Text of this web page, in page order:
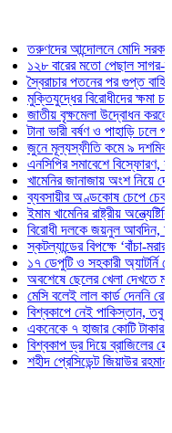
তরুণদের আন্দোলনে মোদি সরকার দুর্বল
১২৮ বারের মতো পেছাল সাগর-রুনি
স্বৈরাচার পতনের পর গুপ্ত বাহিনীর
মুক্তিযুদ্ধের বিরোধীদের ক্ষমা চাইতে
জাতীয় বৃক্ষমেলা উদ্বোধন করলেন
টানা ভারী বর্ষণ ও পাহাড়ি ঢলে পানিবন্দি
জুনে মূল্যস্ফীতি কমে ৯ দশমিক ১৬
এনসিপির সমাবেশে বিস্ফোরণ,
খামেনির জানাজায় অংশ নিয়ে দেশে
ব্যবসায়ীর অণ্ডকোষ চেপে চেক-
ইমাম খামেনির রাষ্ট্রীয়
বিরোধী দলকে জয়নুল আবদিন,
স্কটল্যান্ডের বিপক্ষে ‘বাঁচা-মরার
১৭ ডেপুটি ও সহকারী অ্যাটর্নি
অবশেষে ছেলের খেলা দেখতে মাঠে
মেসি বলেই লাল কার্ড দেননি রেফারি!
বিশ্বকাপে নেই পাকিস্তান, তবু
একনেকে ৭ হাজার কোটি টাকার ৫
বিশ্বকাপ ড্র দিয়ে ব্রাজিলের হেক্সা
শহীদ প্রেসিডেন্ট জিয়াউর রহমান